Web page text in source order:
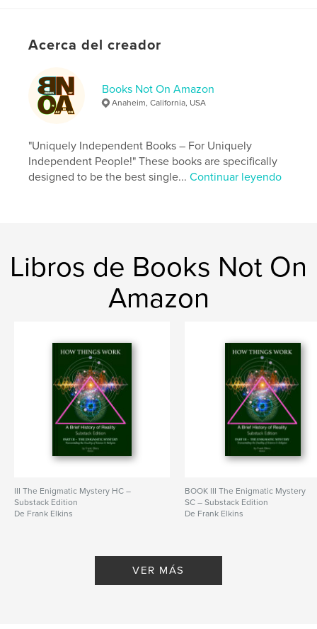
N.º de páginas:224
Tapa blanda: 9798211069213
Fecha de publicación:jul. 12, 2023
Palabras clave
atom , , quantum , relativity ,
Acerca del creador
Books Not On Amazon
Anaheim, California, USA
"Uniquely Independent Books – For Uniquely
Independent People!" These books are specifically
designed to be the best single...Continuar leyendo
Libros de Books Not On
Amazon
III The Enigmatic Mystery HC –
Substack Edition
De Frank Elkins
BOOK III The Enigmatic Mystery
SC – Substack Edition
De Frank Elkins
VER MÁS